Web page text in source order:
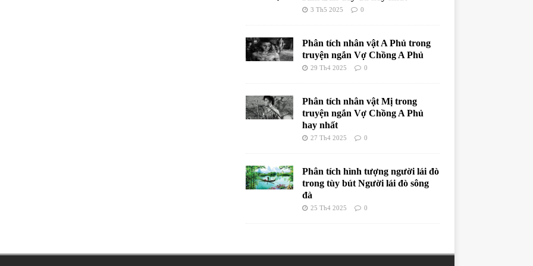
3 Th5 2025 0
Phân tích nhân vật A Phủ trong
truyện ngắn Vợ Chồng A Phủ
29 Th4 2025 0
Phân tích nhân vật Mị trong
truyện ngắn Vợ Chồng A Phủ
hay nhất
27 Th4 2025 0
Phân tích hình tượng người lái đò
trong tùy bút Người lái đò sông
đà
25 Th4 2025 0